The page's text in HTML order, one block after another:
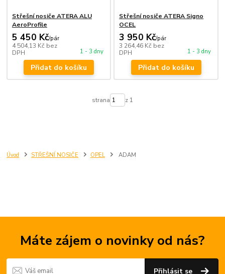
Úvod STŘEŠNÍ NOSIČE OPEL ADAM
Střešní nosiče ATERA ALU
AeroProfile
5 450 Kč/pár
4 504,13 Kč bez
DPH
1 - 3 dny
Přidat do košíku
Střešní nosiče ATERA Signo
OCEL
3 950 Kč/pár
3 264,46 Kč bez
DPH
1 - 3 dny
Přidat do košíku
strana z 1
Máte zájem o novinky od nás?
Přihlásit se